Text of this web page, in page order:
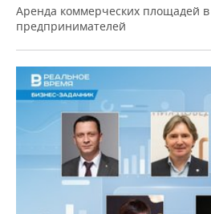
Аренда коммерческих площадей
предпринимателей